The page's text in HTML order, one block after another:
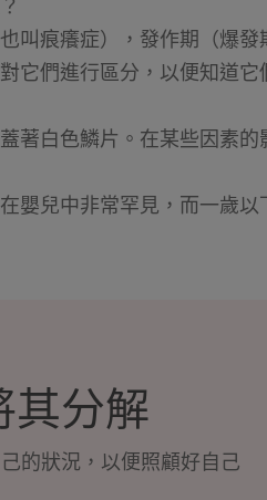
叫痕癢症），發作期（爆
它們進行區分，以便知道
著白色鱗片。在某些因素
嬰兒中非常罕見，而一歲
其分解
的狀況，以便照顧好自己